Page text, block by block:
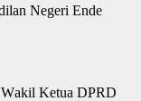
Negeri Ende
Wakil Ketua DPRD